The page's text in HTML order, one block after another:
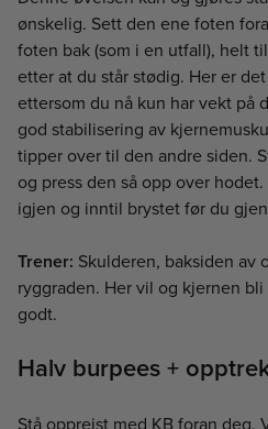
ønskelig. Sett den ene foten
foten bak (som i en utfall), helt
etter at du står stødig. Her er
ettersom du nå kun har vekt på
god stabilisering av
tipper over til den andre siden.
og press den så opp over
igjen og inntil brystet før du
Trener: Skulderen, baksiden av
ryggraden. Her vil og kjernen
godt.
Halv burpees +
Stå oppreist med KB foran deg.